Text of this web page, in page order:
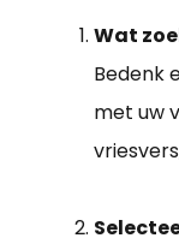
Wat
Bedenk
met uw